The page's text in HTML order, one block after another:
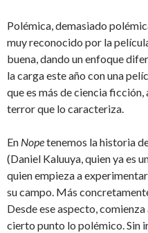
Polémica, demasiado
muy reconocido por la
buena, dando un enfoque
la carga este año con una
que es más de ciencia
terror que lo caracteriza.
En Nopetenemos la historia
(Daniel Kaluuya, quien ya es
quien empieza a
su campo. Más
Desde ese aspecto,
cierto punto lo polémico. Sin